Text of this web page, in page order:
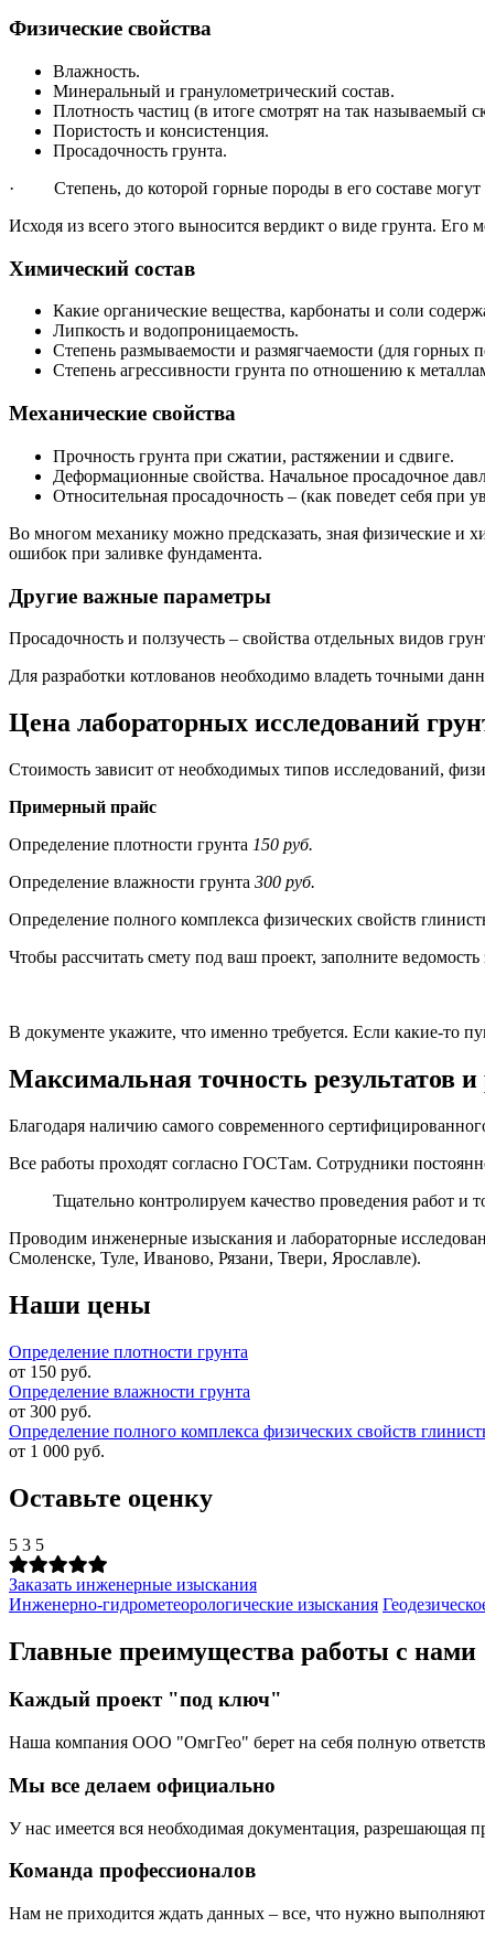
Физические свойства
Влажность.
Минеральный и гранулометрический состав.
Плотность частиц (в итоге смотрят на так называемый
Пористость и консистенция.
Просадочность грунта.
· Степень, до которой горные породы в его составе могут
Исходя из всего этого выносится вердикт о виде грунта. Его
Химический состав
Какие органические вещества, карбонаты и соли
Липкость и водопроницаемость.
Степень размываемости и размягчаемости (для горных
Степень агрессивности грунта по отношению к
Механические свойства
Прочность грунта при сжатии, растяжении и сдвиге.
Деформационные свойства. Начальное просадочное
Относительная просадочность – (как поведет себя при
Во многом механику можно предсказать, зная физические и
ошибок при заливке фундамента.
Другие важные параметры
Просадочность и ползучесть – свойства отдельных видов
Для разработки котлованов необходимо владеть точными
Цена лабораторных исследований
Стоимость зависит от необходимых типов исследований,
Примерный прайс
Определение плотности грунта 150 руб.
Определение влажности грунта 300 руб.
Определение полного комплекса физических свойств
Чтобы рассчитать смету под ваш проект, заполните
В документе укажите, что именно требуется. Если какие-то
Максимальная точность результатов
Благодаря наличию самого современного
Все работы проходят согласно ГОСТам. Сотрудники
Тщательно контролируем качество проведения работ и
Проводим инженерные изыскания и лабораторные
Смоленске, Туле, Иваново, Рязани, Твери, Ярославле).
Наши цены
Определение плотности грунта
от 150 руб.
Определение влажности грунта
от 300 руб.
Определение полного комплекса физических свойств
от 1 000 руб.
Оставьте оценку
5 3 5
Заказать инженерные изыскания
Инженерно-гидрометеорологические изыскания
Главные преимущества работы с нами
Каждый проект "под ключ"
Наша компания ООО "ОмгГео" берет на себя полную
Мы все делаем официально
У нас имеется вся необходимая документация,
Команда профессионалов
Нам не приходится ждать данных – все, что нужно